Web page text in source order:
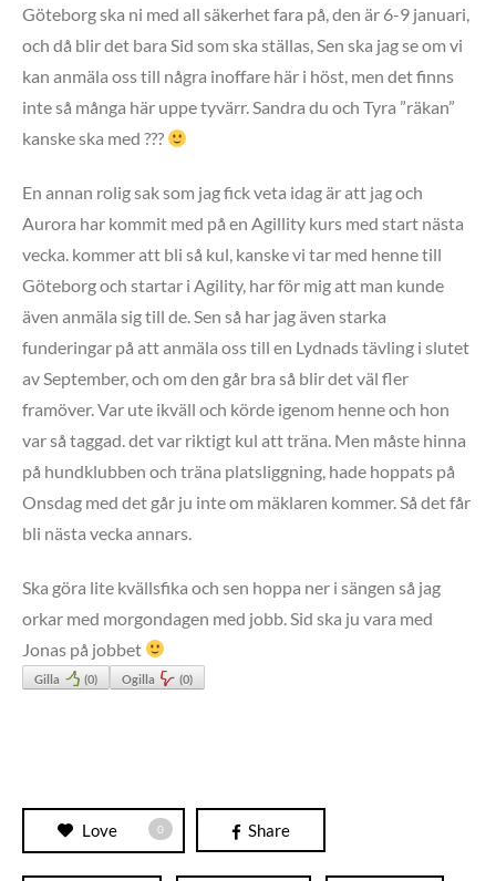
Göteborg ska ni med all säkerhet fara på, den är 6-9 januari,
och då blir det bara Sid som ska ställas, Sen ska jag se om vi
kan anmäla oss till några inoffare här i höst, men det finns
inte så många här uppe tyvärr. Sandra du och Tyra ”räkan”
kanske ska med ???
En annan rolig sak som jag fick veta idag är att jag och
Aurora har kommit med på en Agillity kurs med start nästa
vecka. kommer att bli så kul, kanske vi tar med henne till
Göteborg och startar i Agility, har för mig att man kunde
även anmäla sig till de. Sen så har jag även starka
funderingar på att anmäla oss till en Lydnads tävling i slutet
av September, och om den går bra så blir det väl fler
framöver. Var ute ikväll och körde igenom henne och hon
var så taggad. det var riktigt kul att träna. Men måste hinna
på hundklubben och träna platsliggning, hade hoppats på
Onsdag med det går ju inte om mäklaren kommer. Så det får
bli nästa vecka annars.
Ska göra lite kvällsfika och sen hoppa ner i sängen så jag
orkar med morgondagen med jobb. Sid ska ju vara med
Jonas på jobbet
Gilla (0) Ogilla (0)
Love 0 Share